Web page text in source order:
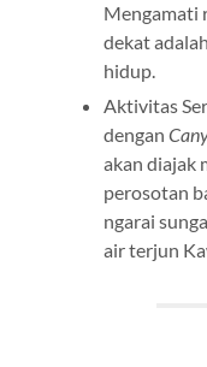
Mengamati
dekat
hidup.
Aktivitas
dengan
akan diajak
perosotan
ngarai
air terjun